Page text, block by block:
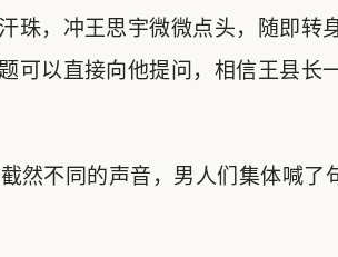
珠，冲王思宇微微点头，随即转
可以直接向他提问，相信王县长
不同的声音，男人们集体喊了